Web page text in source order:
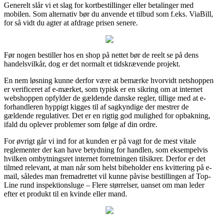
Generelt slår vi et slag for kortbestillinger eller betalinger med
mobilen. Som alternativ bør du anvende et tilbud som f.eks. ViaBill,
for så vidt du agter at afdrage prisen senere.
Før nogen bestiller hos en shop på nettet bør de reelt se på dens
handelsvilkår, dog er det normalt et tidskrævende projekt.
En nem løsning kunne derfor være at bemærke hvorvidt netshoppen
er verificeret af e-mærket, som typisk er en sikring om at internet
webshoppen opfylder de gældende danske regler, tillige med at e-
forhandleren hyppigt kigges til af sagkyndige der mestrer de
gældende regulativer. Det er en rigtig god mulighed for opbakning,
ifald du oplever problemer som følge af din ordre.
For øvrigt går vi ind for at kunden er på vagt for de mest vitale
reglementer der kan have betydning for handlen, som eksempelvis
hvilken ombytningsret internet forretningen tilsikrer. Derfor er det
tilmed relevant, at man når som helst bibeholder ens kvittering på e-
mail, således man fremadrettet vil kunne påvise bestillingen af Top-
Line rund inspektionsluge – Flere størrelser, uanset om man leder
efter et produkt til en kvinde eller mand.